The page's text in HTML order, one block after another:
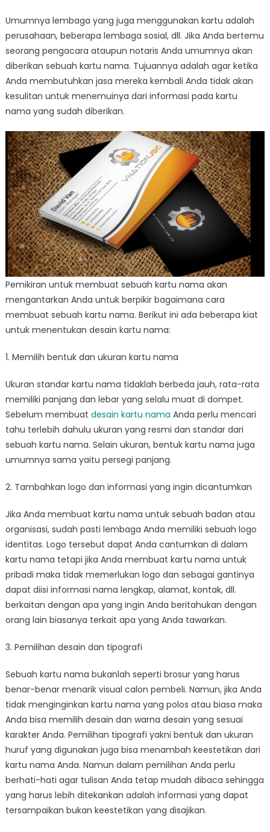
Umumnya lembaga yang juga menggunakan kartu adalah
perusahaan, beberapa lembaga sosial, dll. Jika Anda bertemu
seorang pengacara ataupun notaris Anda umumnya akan
diberikan sebuah kartu nama. Tujuannya adalah agar ketika
Anda membutuhkan jasa mereka kembali Anda tidak akan
kesulitan untuk menemuinya dari informasi pada kartu
nama yang sudah diberikan.
Pemikiran untuk membuat sebuah kartu nama akan
mengantarkan Anda untuk berpikir bagaimana cara
membuat sebuah kartu nama. Berikut ini ada beberapa kiat
untuk menentukan desain kartu nama:
1. Memilih bentuk dan ukuran kartu nama
Ukuran standar kartu nama tidaklah berbeda jauh, rata-rata
memiliki panjang dan lebar yang selalu muat di dompet.
Sebelum membuat desain kartu nama Anda perlu mencari
tahu terlebih dahulu ukuran yang resmi dan standar dari
sebuah kartu nama. Selain ukuran, bentuk kartu nama juga
umumnya sama yaitu persegi panjang.
2. Tambahkan logo dan informasi yang ingin dicantumkan
Jika Anda membuat kartu nama untuk sebuah badan atau
organisasi, sudah pasti lembaga Anda memiliki sebuah logo
identitas. Logo tersebut dapat Anda cantumkan di dalam
kartu nama tetapi jika Anda membuat kartu nama untuk
pribadi maka tidak memerlukan logo dan sebagai gantinya
dapat diisi informasi nama lengkap, alamat, kontak, dll.
berkaitan dengan apa yang ingin Anda beritahukan dengan
orang lain biasanya terkait apa yang Anda tawarkan.
3. Pemilihan desain dan tipografi
Sebuah kartu nama bukanlah seperti brosur yang harus
benar-benar menarik visual calon pembeli. Namun, jika Anda
tidak menginginkan kartu nama yang polos atau biasa maka
Anda bisa memilih desain dan warna desain yang sesuai
karakter Anda. Pemilihan tipografi yakni bentuk dan ukuran
huruf yang digunakan juga bisa menambah keestetikan dari
kartu nama Anda. Namun dalam pemilihan Anda perlu
berhati-hati agar tulisan Anda tetap mudah dibaca sehingga
yang harus lebih ditekankan adalah informasi yang dapat
tersampaikan bukan keestetikan yang disajikan.